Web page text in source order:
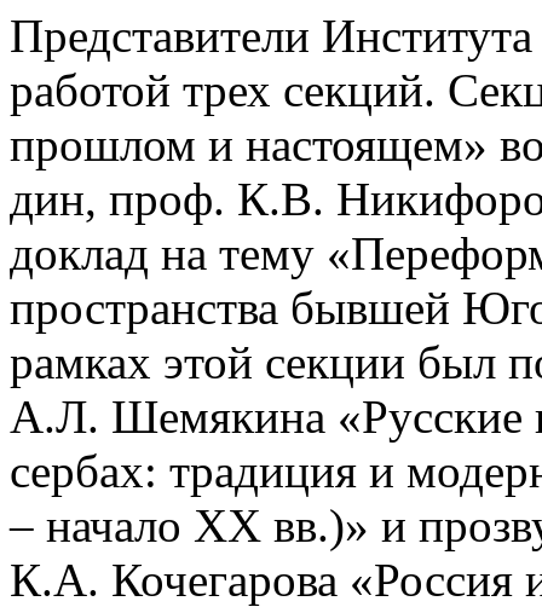
Представители
работой трех секций.
прошлом и настоящем»
дин, проф. К.В.
доклад на тему
пространства бывшей
рамках этой секции был
А.Л. Шемякина «Русские
сербах: традиция и
– начало ХХ вв.)» и
К.А. Кочегарова «Россия